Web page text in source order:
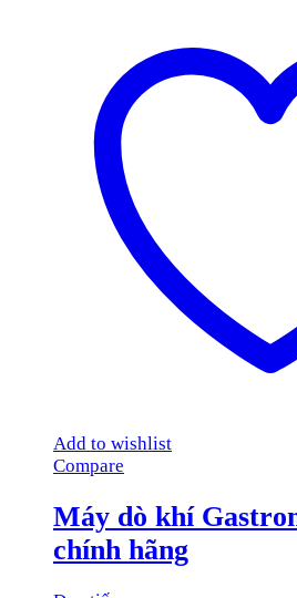
Add to wishlist
Compare
Máy dò khí
chính hãng